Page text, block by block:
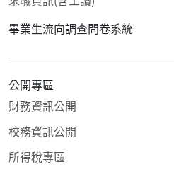
畢業生流向調查問卷系統
公開專區
財務資訊公開
校務資訊公開
所得稅專區